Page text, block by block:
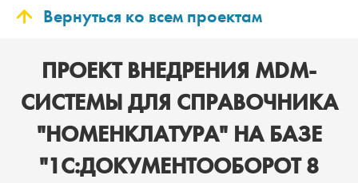
Вернуться ко всем проектам
ПРОЕКТ ВНЕДРЕНИЯ MDM-
СИСТЕМЫ ДЛЯ СПРАВОЧНИКА
"НОМЕНКЛАТУРА" НА БАЗЕ
"1С:ДОКУМЕНТООБОРОТ 8